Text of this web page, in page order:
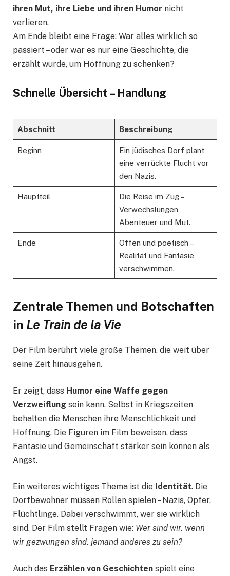
ihren Mut, ihre Liebe und ihren Humor nicht
verlieren.
Am Ende bleibt eine Frage: War alles wirklich so
passiert – oder war es nur eine Geschichte, die
erzählt wurde, um Hoffnung zu schenken?
Schnelle Übersicht – Handlung
Abschnitt Beschreibung
Beginn
Ein jüdisches Dorf plant
eine verrückte Flucht vor
den Nazis.
Hauptteil
Die Reise im Zug –
Verwechslungen,
Abenteuer und Mut.
Ende
Offen und poetisch –
Realität und Fantasie
verschwimmen.
Zentrale Themen und Botschaften
in Le Train de la Vie
Der Film berührt viele große Themen, die weit über
seine Zeit hinausgehen.
Er zeigt, dass Humor eine Waffe gegen
Verzweiflung sein kann. Selbst in Kriegszeiten
behalten die Menschen ihre Menschlichkeit und
Hoffnung. Die Figuren im Film beweisen, dass
Fantasie und Gemeinschaft stärker sein können als
Angst.
Ein weiteres wichtiges Thema ist die Identität. Die
Dorfbewohner müssen Rollen spielen – Nazis, Opfer,
Flüchtlinge. Dabei verschwimmt, wer sie wirklich
sind. Der Film stellt Fragen wie: Wer sind wir, wenn
wir gezwungen sind, jemand anderes zu sein?
Auch das Erzählen von Geschichten spielt eine